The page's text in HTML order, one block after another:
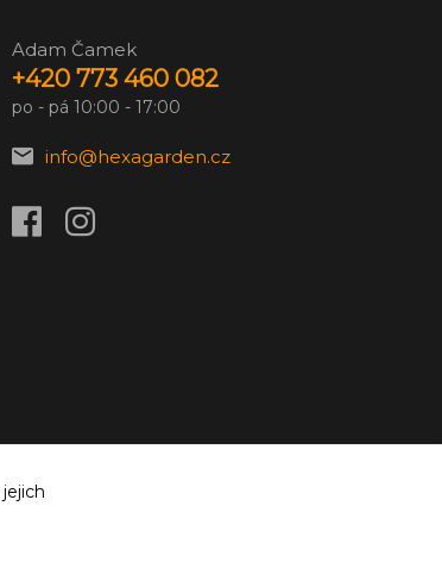
Adam Čamek
+420 773 460 082
po - pá 10:00 - 17:00
info@hexagarden.cz